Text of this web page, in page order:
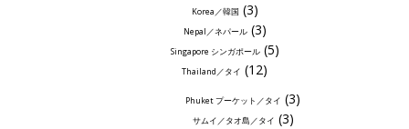
Korea／韓国 (3)
Nepal／ネパール(3)
Singapore シンガポール(5)
Thailand／タイ (12)
Phuket プーケット／タイ (3)
サムイ／タオ島／タイ (3)